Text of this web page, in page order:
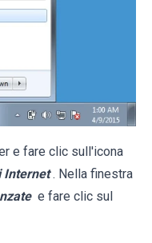
e fare clic sull'icona
Internet . Nella finestra
e fare clic sul